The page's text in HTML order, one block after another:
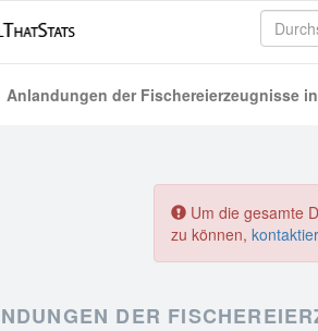
Anlandungen der Fischereierzeugnisse
Um die gesamte
zu können,
DER